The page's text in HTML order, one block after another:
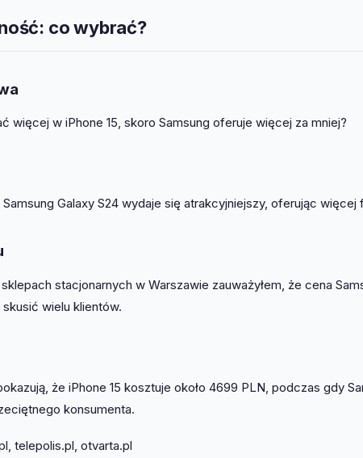
co wybrać?
więcej w iPhone 15, skoro Samsung oferuje więcej za mniej?
Galaxy S24 wydaje się atrakcyjniejszy, oferując więcej
stacjonarnych w Warszawie zauważyłem, że cena
skusić wielu klientów.
że iPhone 15 kosztuje około 4699 PLN, podczas gdy
konsumenta.
telepolis.pl, otvarta.pl